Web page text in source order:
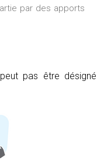
par des apports
pas être désigné